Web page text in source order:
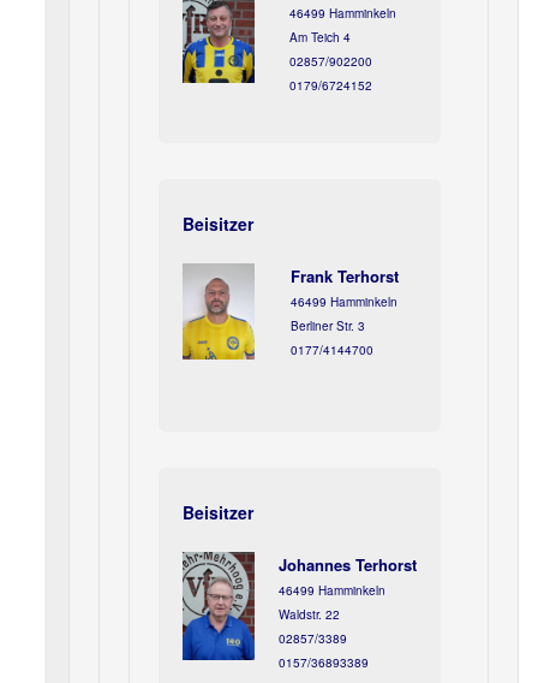
46499 Hamminkeln
Am Teich 4
02857/902200
0179/6724152
Beisitzer
Frank Terhorst
46499 Hamminkeln
Berliner Str. 3
0177/4144700
Beisitzer
Johannes Terhorst
46499 Hamminkeln
Waldstr. 22
02857/3389
0157/36893389